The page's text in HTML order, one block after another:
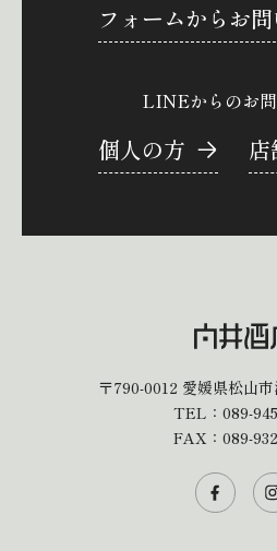
フォームからお
LINEからのお
個人の方
〒790-0012 愛媛県松山
TEL： 089-
FAX：089-